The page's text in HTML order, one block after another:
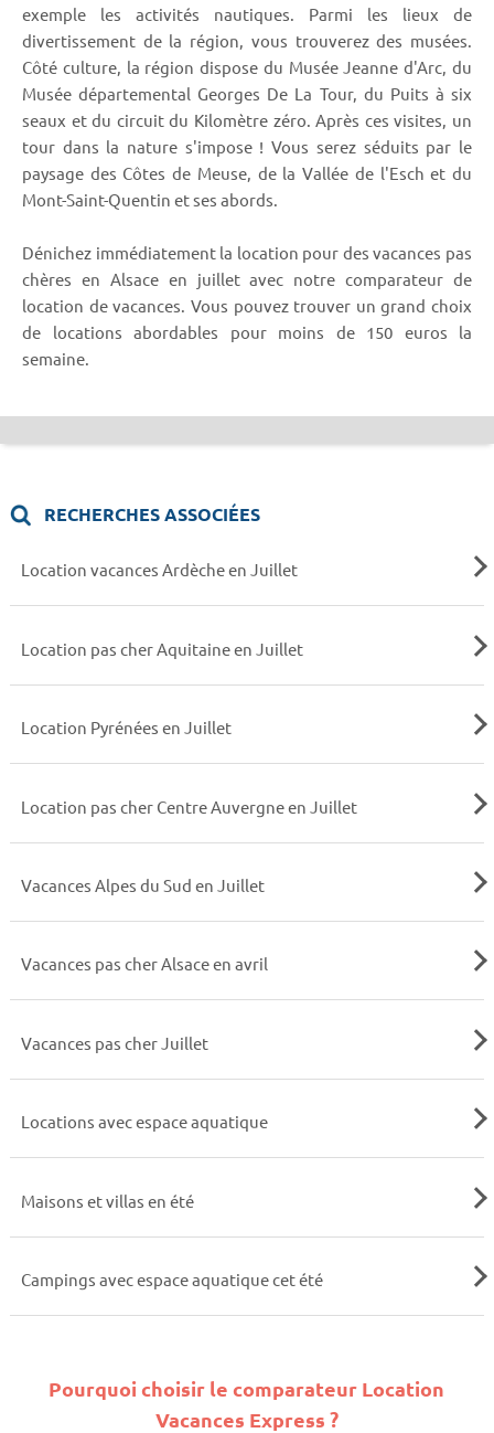
exemple les activités nautiques. Parmi les lieux de
divertissement de la région, vous trouverez des musées.
Côté culture, la région dispose du Musée Jeanne d'Arc, du
Musée départemental Georges De La Tour, du Puits à six
seaux et du circuit du Kilomètre zéro. Après ces visites, un
tour dans la nature s'impose ! Vous serez séduits par le
paysage des Côtes de Meuse, de la Vallée de l'Esch et du
Mont-Saint-Quentin et ses abords.
Dénichez immédiatement la location pour des vacances pas
chères en Alsace en juillet avec notre comparateur de
location de vacances. Vous pouvez trouver un grand choix
de locations abordables pour moins de 150 euros la
semaine.
RECHERCHES ASSOCIÉES
Location vacances Ardèche en Juillet
Location pas cher Aquitaine en Juillet
Location Pyrénées en Juillet
Location pas cher Centre Auvergne en Juillet
Vacances Alpes du Sud en Juillet
Vacances pas cher Alsace en avril
Vacances pas cher Juillet
Locations avec espace aquatique
Maisons et villas en été
Campings avec espace aquatique cet été
Pourquoi choisir le comparateur Location
Vacances Express ?